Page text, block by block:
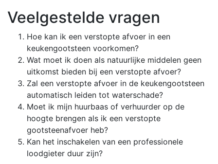
Veelgestelde vragen
Hoe kan ik een verstopte afvoer in een
keukengootsteen voorkomen?
Wat moet ik doen als natuurlijke middelen geen
uitkomst bieden bij een verstopte afvoer?
Zal een verstopte afvoer in de keukengootsteen
automatisch leiden tot waterschade?
Moet ik mijn huurbaas of verhuurder op de
hoogte brengen als ik een verstopte
gootsteenafvoer heb?
Kan het inschakelen van een professionele
loodgieter duur zijn?